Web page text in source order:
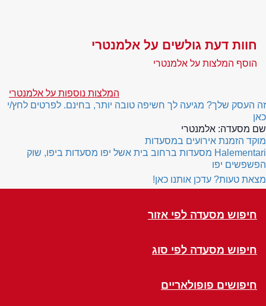
חוות דעת גולשים על אלמנטרי
הוסף המלצות על אלמנטרי
המלצות נוספות על אלמנטרי
זה העסק שלך? מגיעה לך חשיפה טובה יותר, בחינם. לפרטים לחץ/י
כאן
שם מסעדה: אלמנטרי
מוקד הזמנת אירועים במסעדות
Halementari מסעדות ברחוב בית אשל יפו מסעדות ביפו, שוק
הפשפשים יפו
מצאת טעות? עדכן אותנו כאן!
חיפוש מסעדה לפי אזור
חיפוש מסעדה לפי סוג
חיפושים פופולאריים